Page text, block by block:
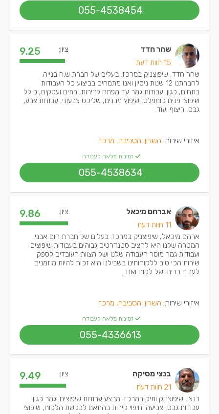
055-4538454
שחר חדד
15 חוות דעת
ציון: 9.25
שחר חדד, שיפוצניק במרכז. בעלים של חברת ש.ח בנייה.
לחברתנו 12 שנות ניסיון ואנו מתמחים בביצוע כל העבודות
בתחום, כגון: עבודות גמר עד מפתח לדירות, בתים ועסקים, כולל
שיפוצי פנים קומפלט, שיפוץ מבנים, שליכט צבעוני, עבודות צבע,
גבס, ריצוף ועוד.
איזורי שירות: השרון והסביבה, מרכז
זמינות מלאה לעבודה
055-4538634
אברהם מיכאל
11 חוות דעת
ציון: 9.86
ארהם מיכאל, שיפוצניק במרכז. בעלים של חברת הום אבני.
המטרה שלנו היא להציב סטנדרטים גבוהים בעבודות שיפוצים
ועבודות גמר מוסר העבודה שלנו ושל הצוות העובדים לספק
שירות הכי טוב ללקוחותינו בשבילנו היא זכות להיות מוזמנים
לעבוד בביתו של לקוח ואנו...
איזורי שירות: השרון והסביבה, מרכז
זמינות מלאה לעבודה
055-4336613
בנצי מסיקה
21 חוות דעת
ציון: 9.49
בנצי, שיפוצניק ותיק במרכז. מבצע עבודות שיפוצים וגמר כגון:
עבודות גבס, צביעה וחיפוי קירות בהתאם לבקשת הלקוח, שיפוצי